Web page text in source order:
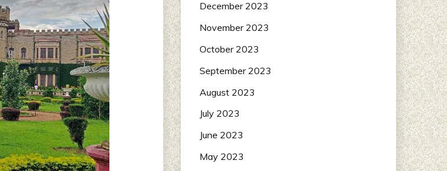
December 2023
November 2023
October 2023
September 2023
August 2023
July 2023
June 2023
May 2023